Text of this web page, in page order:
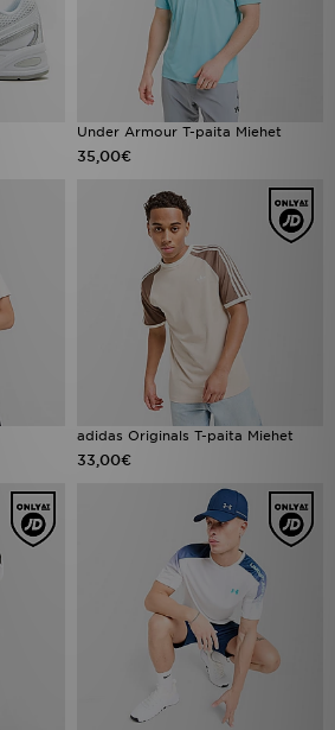
Under Armour T-paita Miehet
35,00€
adidas Originals T-paita Miehet
33,00€